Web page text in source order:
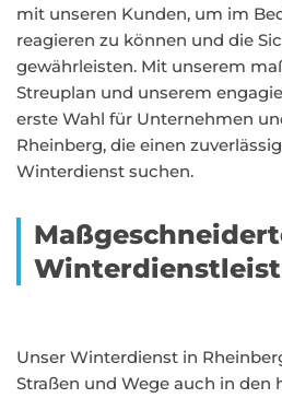
mit unseren Kunden, um im
reagieren zu können und die
gewährleisten. Mit unserem
Streuplan und unserem
erste Wahl für Unternehmen
Rheinberg, die einen
Winterdienst suchen.
Unser Winterdienst in
Straßen und Wege auch in den